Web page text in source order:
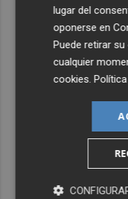
lugar del
oponerse en
Puede retirar
cualquier
cookies .